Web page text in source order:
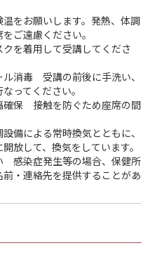
をお願いします。発熱、体調
ご遠慮ください。
を着用して受講してくださ
消毒 受講の前後に手洗い、
ってください。
保 接触を防ぐため座席の間
による常時換気とともに、
放して、換気をしています。
感染症発生等の場合、保健所
・連絡先を提供することがあ